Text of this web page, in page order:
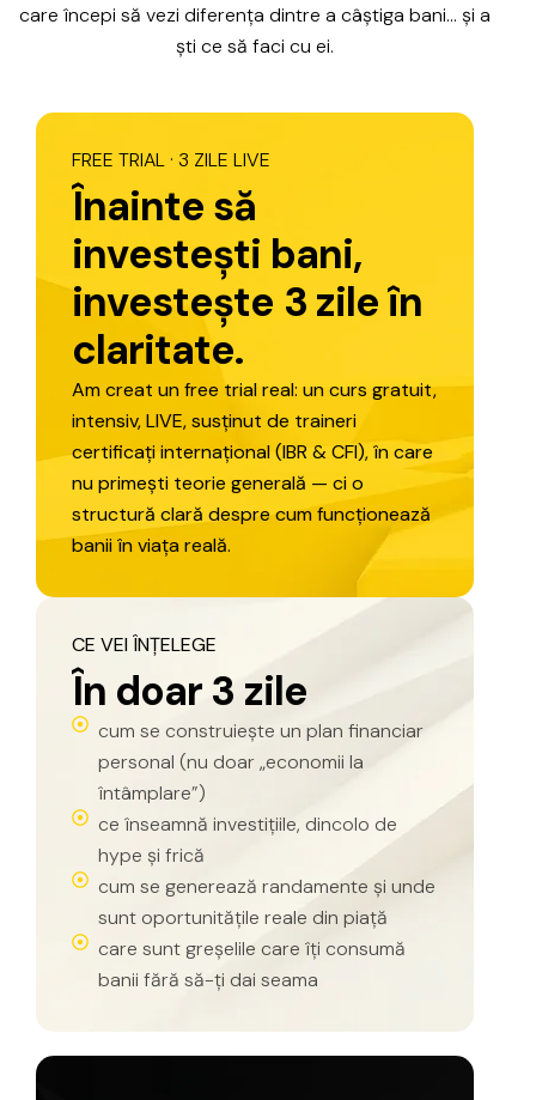
care începi să vezi diferența dintre a câștiga bani… și a
ști ce să faci cu ei.
FREE TRIAL · 3 ZILE LIVE
Înainte să
investești bani,
investește 3 zileîn
claritate.
Am creat un free trial real: un curs gratuit,
intensiv, LIVE, susținut de traineri
certificațiinternațional (IBR & CFI), în care
nu primești teorie generală — ci o
structură clară desprecum funcționează
banii în viața reală.
CE VEI ÎNȚELEGE
În doar 3 zile
cum se construiește un plan financiar
personal (nu doar „economii la
întâmplare”)
ce înseamnă investițiile, dincolo de
hype și frică
cum se generează randamente și unde
sunt oportunitățile reale din piață
care sunt greșelile care îți consumă
banii fără să-ți dai seama